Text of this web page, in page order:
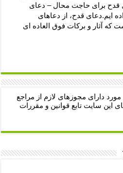
برای حاجت محال – دعای
ایم.دعای قدح، از دعاهای
که آثار و برکات فوق العاده ای
دارای مجوزهای لازم از مراجع
این سایت تابع قوانین و مقررات